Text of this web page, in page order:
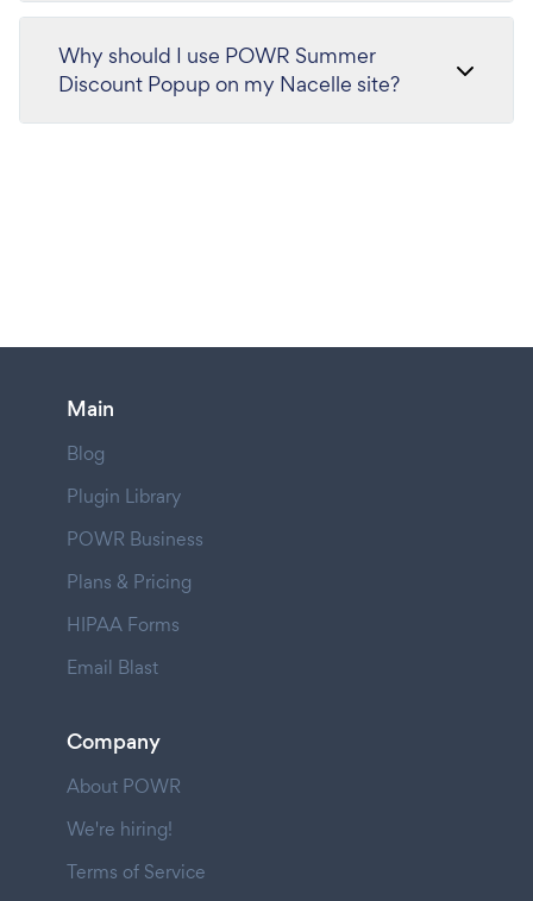
Why should I use POWR Summer
Discount Popup on my Nacelle site?
Main
Blog
Plugin Library
POWR Business
Plans & Pricing
HIPAA Forms
Email Blast
Company
About POWR
We're hiring!
Terms of Service